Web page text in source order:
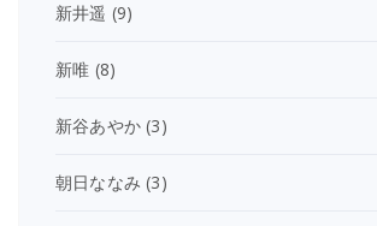
新井遥 (9)
新唯 (8)
新谷あやか (3)
朝日ななみ (3)